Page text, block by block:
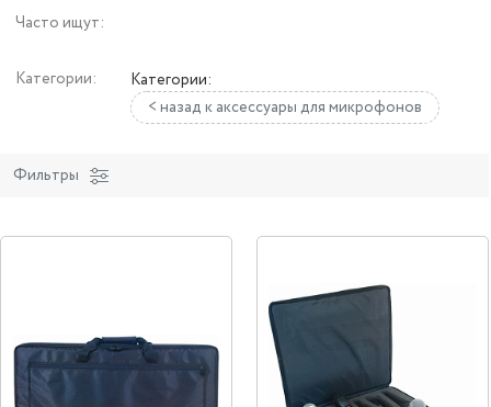
Часто ищут:
Категории:
Категории:
< назад к аксессуары для микрофонов
Фильтры